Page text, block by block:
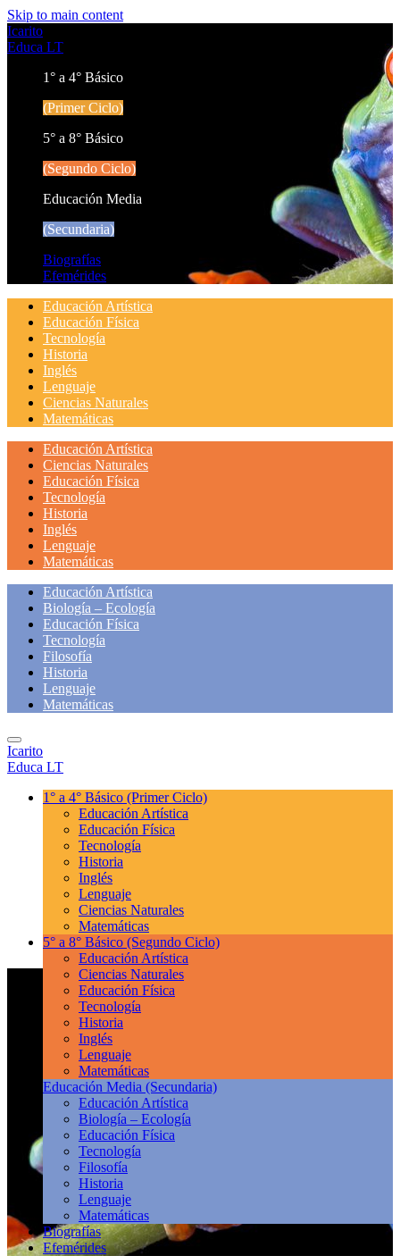
Skip to main content
Icarito
Educa LT
1° a 4° Básico
(Primer Ciclo)
5° a 8° Básico
(Segundo Ciclo)
Educación Media
(Secundaria)
Biografías
Efemérides
Educación Artística
Educación Física
Tecnología
Historia
Inglés
Lenguaje
Ciencias Naturales
Matemáticas
Educación Artística
Ciencias Naturales
Educación Física
Tecnología
Historia
Inglés
Lenguaje
Matemáticas
Educación Artística
Biología – Ecología
Educación Física
Tecnología
Filosofía
Historia
Lenguaje
Matemáticas
Icarito
Educa LT
1° a 4° Básico (Primer Ciclo)
Educación Artística
Educación Física
Tecnología
Historia
Inglés
Lenguaje
Ciencias Naturales
Matemáticas
5° a 8° Básico (Segundo Ciclo)
Educación Artística
Ciencias Naturales
Educación Física
Tecnología
Historia
Inglés
Lenguaje
Matemáticas
Educación Media (Secundaria)
Educación Artística
Biología – Ecología
Educación Física
Tecnología
Filosofía
Historia
Lenguaje
Matemáticas
Biografías
Efemérides